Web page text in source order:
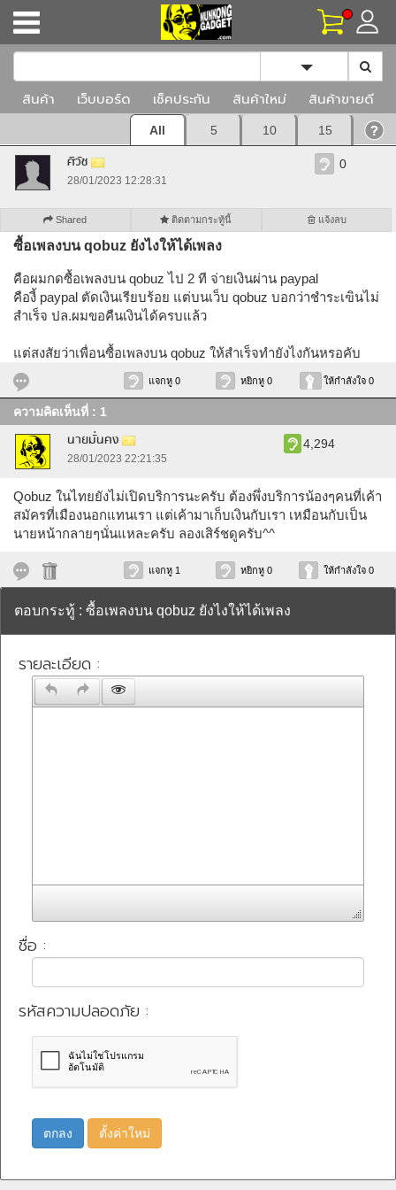
Toggle
สินค้า เว็บบอร์ด เช็คประกัน สินค้าใหม่ สินค้าขายดี
All 5 10 15
ศิวัช
28/01/2023 12:28:31
0
Shared ติดตามกระทู้นี้ แจ้งลบ
ซื้อเพลงบน qobuz ยังไงให้ได้เพลง
คือผมกดซื้อเพลงบน qobuz ไป 2 ที จ่ายเงินผ่าน paypal
คืองี้ paypal ตัดเงินเรียบร้อย แต่บนเว็บ qobuz บอกว่าชำระเฃินไม่
สำเร็จ ปล.ผมขอคืนเงินได้ครบแล้ว
แต่สงสัยว่าเพื่อนซื้อเพลงบน qobuz ให้สำเร็จทำยังไงกันหรอคับ
แจกหู 0 หยิกหู 0 ให้กำลังใจ 0
ความคิดเห็นที่ : 1
นายมั่นคง
28/01/2023 22:21:35
4,294
Qobuz ในไทยยังไม่เปิดบริการนะครับ ต้องพึ่งบริการน้องๆคนที่เค้า
สมัครที่เมืองนอกแทนเรา แต่เค้ามาเก็บเงินกับเรา เหมือนกับเป็น
นายหน้ากลายๆนั่นแหละครับ ลองเสิร์ชดูครับ^^
แจกหู 1 หยิกหู 0 ให้กำลังใจ 0
ตอบกระทู้ : ซื้อเพลงบน qobuz ยังไงให้ได้เพลง
รายละเอียด :
ชื่อ :
รหัสความปลอดภัย :
ตกลง ตั้งค่าใหม่